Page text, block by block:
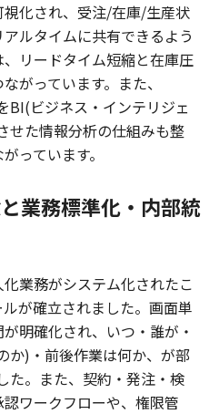
化され、受注/在庫/生産状
ルタイムに共有できるよう
リードタイム短縮と在庫圧
がっています。また、
BI(ビジネス・インテリジェ
せた情報分析の仕組みも整
っています。
業務標準化・内部統
業務がシステム化されたこ
が確立されました。画面単
明確化され、いつ・誰が・
か)・前後作業は何か、が部
た。また、契約・発注・検
ワークフローや、権限管